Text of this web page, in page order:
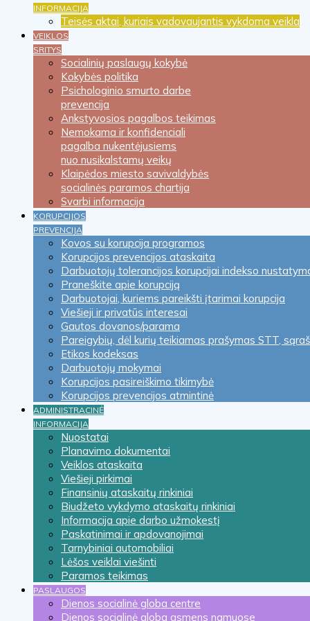
INFORMACIJA
Teisės aktai, kuriais vadovaujantis vykdoma veikla
VEIKLOS
SRITYS
Socialinių paslaugų kokybė
Kokybės politika
Psichologinio smurto darbe
prevencija
Ankstyvosios pagalbos teikimas
Nemokama ir konfidenciali
pagalba nukentėjusiems
nuo nusikalstamų veikų
Klaipėdos miesto savivaldybės
socialinės paramos chartija
Svarbi informacija
KORUPCIJOS
PREVENCIJA
Kovos su korupcija programos
Korupcijos prevencijos ataskaita
Darbuotojų tolerancijos korupcijai indekso
Praneškite apie korupciją
Darbuotojai, kuriems pareikšti įtarimai korupcija
Viešieji ir privatūs interesai
Gautos dovanos/parama
Pareigybių, dėl kurių teikiamas prašymas STT,
Etikos kodeksas
Darbuotojų mokymai
Korupcijos pasireiškimo tikimybė
Korupcijos prevencijos atmintinė
ADMINISTRACINĖ
INFORMACIJA
Nuostatai
Planavimo dokumentai
Veiklos ataskaita
Viešieji pirkimai
Finansinių ataskaitų rinkiniai
Biudžeto vykdymo ataskaitų rinkiniai
Informacija apie darbo užmokestį
Paskatinimai ir apdovanojimai
Tarnybiniai automobiliai
Lėšos veiklai viešinti
Paramos teikimas
PASLAUGOS
Dienos socialinė globa centre
Dienos socialinė globa asmens namuose